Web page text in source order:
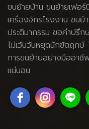
ขนย้ายบ้าน ขนย้ายเฟอร์
เครื่องจักรโรงงาน ขนย้
ประติมากรรม ขอคำปรึก
ไม่เว้นวันหยุดนักขัตฤก
การขนย้ายอย่างมืออา
แน่นอน